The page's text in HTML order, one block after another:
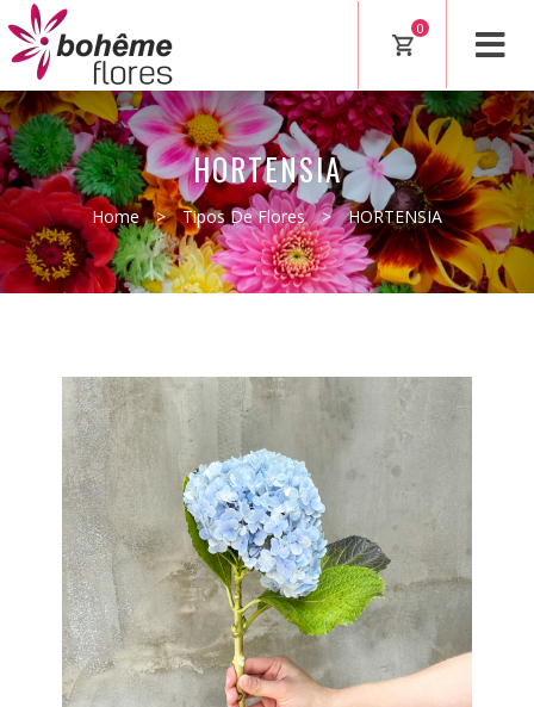
0
HORTENSIA
Home > Tipos De Flores > HORTENSIA